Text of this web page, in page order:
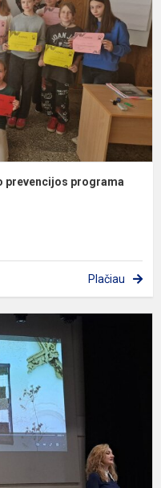
prevencijos programa
Plačiau